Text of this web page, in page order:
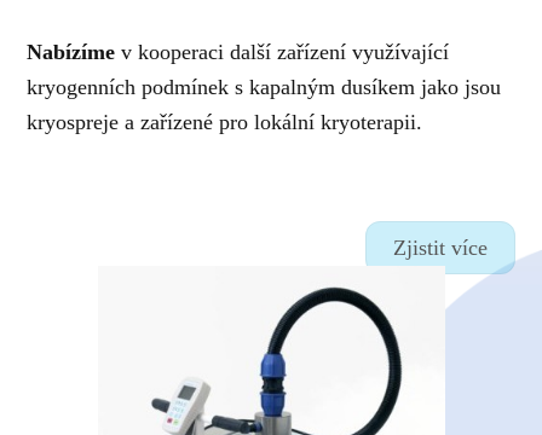
Nabízímev kooperaci další zařízení využívající
kryogenních podmínek s kapalným dusíkem jako jsou
kryospreje a zařízené pro lokální kryoterapii.
Zjistit více